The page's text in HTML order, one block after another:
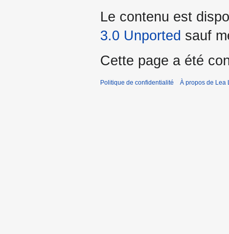
Le contenu est
3.0 Unported sauf
Cette page a été
Politique de confidentialité À propos de Lea